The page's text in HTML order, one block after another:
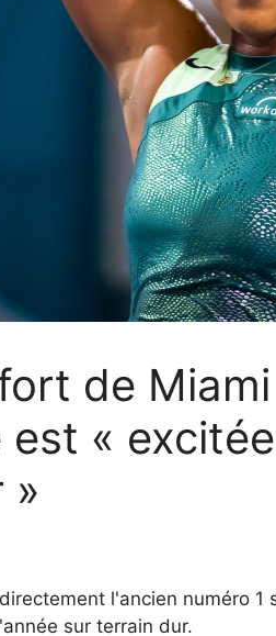
de
«
»
l'ancien numéro
sur terrain dur.